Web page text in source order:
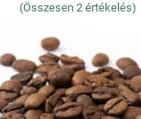
(Összesen 2 értékelés)